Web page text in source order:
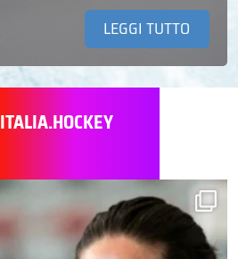
LEGGI TUTTO
ITALIA.HOCKEY